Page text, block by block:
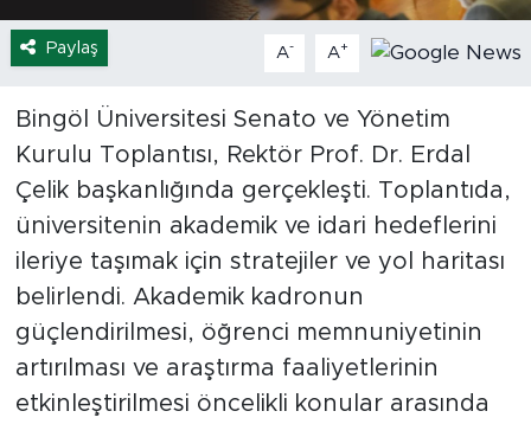
Paylaş A- A+
Bingöl Üniversitesi Senato ve Yönetim
Kurulu Toplantısı, Rektör Prof. Dr. Erdal
Çelik başkanlığında gerçekleşti. Toplantıda,
üniversitenin akademik ve idari hedeflerini
ileriye taşımak için stratejiler ve yol haritası
belirlendi. Akademik kadronun
güçlendirilmesi, öğrenci memnuniyetinin
artırılması ve araştırma faaliyetlerinin
etkinleştirilmesi öncelikli konular arasında
Ekonomi
Tavz Der
Bingöl Kaza Haberleri